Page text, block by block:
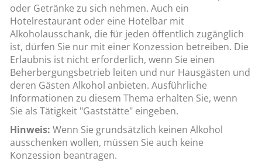
oder Getränke zu sich nehmen. Auch ein
Hotelrestaurant oder eine Hotelbar mit
Alkoholausschank, die für jeden öffentlich zugänglich
ist, dürfen Sie nur mit einer Konzession betreiben. Die
Erlaubnis ist nicht erforderlich, wenn Sie einen
Beherbergungsbetrieb leiten und nur Hausgästen und
deren Gästen Alkohol anbieten. Ausführliche
Informationen zu diesem Thema erhalten Sie, wenn
Sie als Tätigkeit "Gaststätte" eingeben.
Hinweis: Wenn Sie grundsätzlich keinen Alkohol
ausschenken wollen, müssen Sie auch keine
Konzession beantragen.